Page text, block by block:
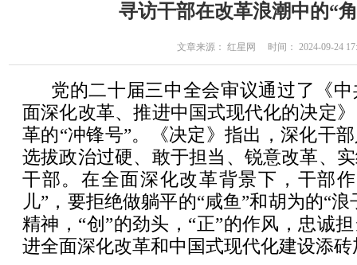
寻访干部在改革浪潮中的“
文章来源： 红星网 时间： 2024-09-24
党的二十届三中全会审议通过了《
面深化改革、推进中国式现代化的决定
革的“冲锋号”。《决定》指出，深化干
选拔政治过硬、敢于担当、锐意改革、
干部。在全面深化改革背景下，干部
儿”，要拒绝做躺平的“咸鱼”和胡为的“
精神，“创”的劲头，“正”的作风，忠诚
进全面深化改革和中国式现代化建设添砖